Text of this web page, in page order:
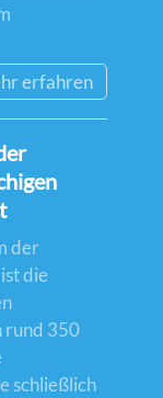
erfahren
der
die
rund 350
schließlich